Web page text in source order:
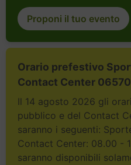
Proponi il tuo evento
Orario prefestivo
Contact Center
Il 14 agosto 2026 gli
pubblico e del Contact
saranno i seguenti:
Contact Center: 08.00 -
saranno disponibili